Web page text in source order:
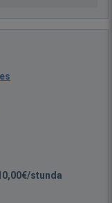
stunda